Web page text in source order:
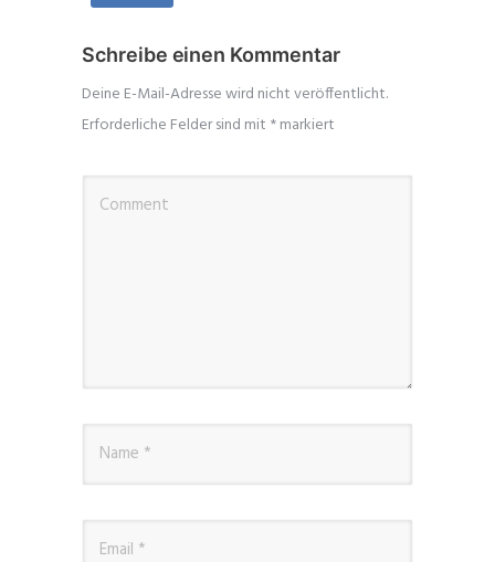
Schreibe einen Kommentar
Deine E-Mail-Adresse wird nicht veröffentlicht.
Erforderliche Felder sind mit *markiert